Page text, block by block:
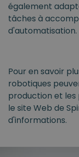
également
tâches à
d'automatisation.
Pour en savoir
robotiques
production et les
le site Web de
d'informations.